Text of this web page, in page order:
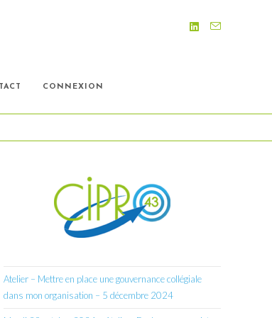
CONNEXION
Atelier – Mettre en place une gouvernance collégiale
dans mon organisation – 5 décembre 2024